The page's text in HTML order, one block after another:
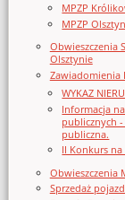
MPZP
MPZP
Obwieszczenia
Olsztynie
Zawiadomienia
WYKAZ
Informacja
publicznych
publiczna.
II Konkurs
Obwieszczenia
Sprzedaż